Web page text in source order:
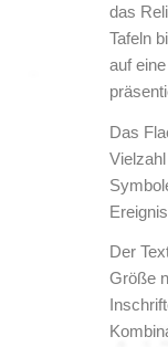
das
Tafeln
auf
Das
Der
Größe